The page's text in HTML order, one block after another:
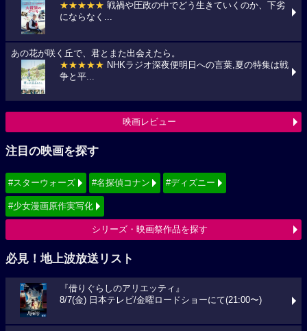
★★★★★ 戦禍や圧政の中でどう生きていくのか、下劣
にならなく...
あの花が咲く丘で、君とまた出会えたら。
★★★★★ NHKラジオ深夜便明日への言葉,夏の特集は戦
争と平...
映画レビュー
注目の映画を探す
#スターウォーズ #名探偵コナン #ディズニー
#少女漫画原作実写化
シリーズ・映画祭作品を探す
必見！地上波放送リスト
『借りぐらしのアリエッティ』
8/7(金) 日本テレビ/金曜ロードショーにて(21:00〜)